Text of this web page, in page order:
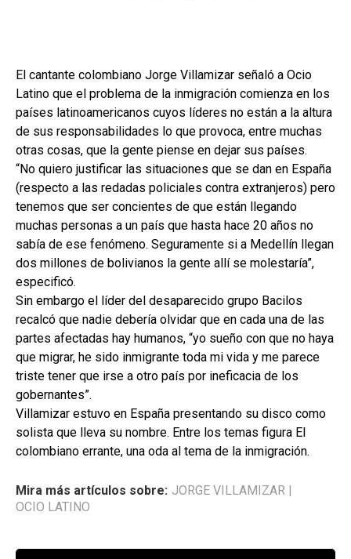
El cantante colombiano Jorge Villamizar señaló a Ocio
Latino que el problema de la inmigración comienza en los
países latinoamericanos cuyos líderes no están a la altura
de sus responsabilidades lo que provoca, entre muchas
otras cosas, que la gente piense en dejar sus países.
“No quiero justificar las situaciones que se dan en España
(respecto a las redadas policiales contra extranjeros) pero
tenemos que ser concientes de que están llegando
muchas personas a un país que hasta hace 20 años no
sabía de ese fenómeno. Seguramente si a Medellín llegan
dos millones de bolivianos la gente allí se molestaría”,
especificó.
Sin embargo el líder del desaparecido grupo Bacilos
recalcó que nadie debería olvidar que en cada una de las
partes afectadas hay humanos, “yo sueño con que no haya
que migrar, he sido inmigrante toda mi vida y me parece
triste tener que irse a otro país por ineficacia de los
gobernantes”.
Villamizar estuvo en España presentando su disco como
solista que lleva su nombre. Entre los temas figura El
colombiano errante, una oda al tema de la inmigración.
Mira más artículos sobre: JORGE VILLAMIZAR
OCIO LATINO